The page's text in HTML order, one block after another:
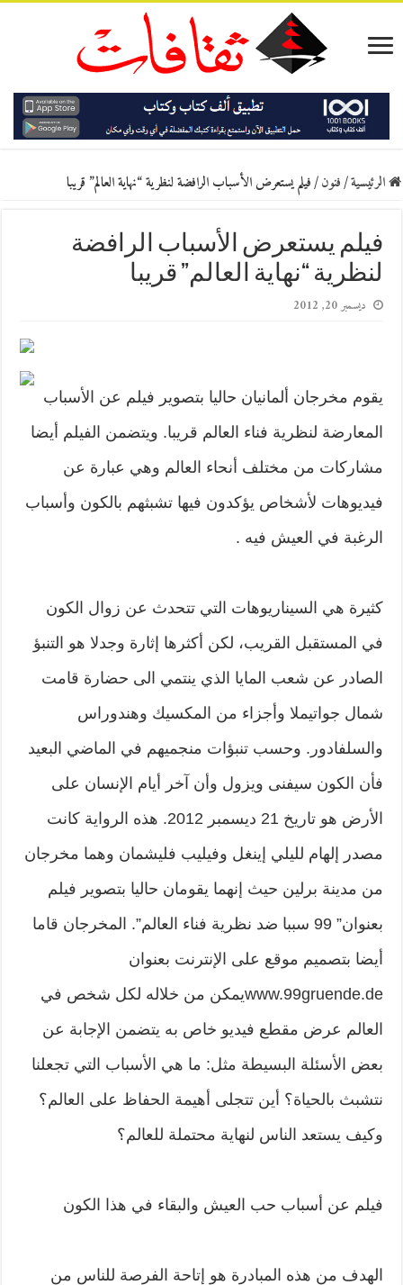
الرئيسية/فنون/فيلم يستعرض الأسباب الرافضة لنظرية “نهاية العالم” قريبا
فيلم يستعرض الأسباب الرافضة
لنظرية “نهاية العالم” قريبا
ديسمبر 20, 2012
يقوم مخرجان ألمانيان حاليا بتصوير فيلم عن الأسباب
المعارضة لنظرية فناء العالم قريبا. ويتضمن الفيلم أيضا
مشاركات من مختلف أنحاء العالم وهي عبارة عن
فيديوهات لأشخاص يؤكدون فيها تشبثهم بالكون وأسباب
الرغبة في العيش فيه .
كثيرة هي السيناريوهات التي تتحدث عن زوال الكون
في المستقبل القريب، لكن أكثرها إثارة وجدلا هو التنبؤ
الصادر عن شعب المايا الذي ينتمي الى حضارة قامت
شمال جواتيملا وأجزاء من المكسيك وهندوراس
والسلفادور. وحسب تنبؤات منجميهم في الماضي البعيد
فأن الكون سيفنى ويزول وأن آخر أيام الإنسان على
الأرض هو تاريخ 21 ديسمبر 2012. هذه الرواية كانت
مصدر إلهام لليلي إينغل وفيليب فليشمان وهما مخرجان
من مدينة برلين حيث إنهما يقومان حاليا بتصوير فيلم
بعنوان” 99 سببا ضد نظرية فناء العالم”. المخرجان قاما
أيضا بتصميم موقع على الإنترنت بعنوان
www.99gruende.deيمكن من خلاله لكل شخص في
العالم عرض مقطع فيديو خاص به يتضمن الإجابة عن
بعض الأسئلة البسيطة مثل: ما هي الأسباب التي تجعلنا
نتشبث بالحياة؟ أين تتجلى أهيمة الحفاظ على العالم؟
وكيف يستعد الناس لنهاية محتملة للعالم؟
فيلم عن أسباب حب العيش والبقاء في هذا الكون
الهدف من هذه المبادرة هو إتاحة الفرصة للناس من